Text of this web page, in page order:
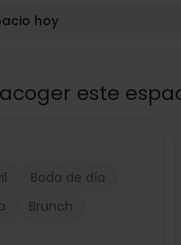
hoy
este
Boda de día
Brunch